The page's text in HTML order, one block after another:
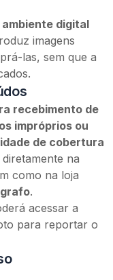
ambiente digital
imagens
las, sem que a
recebimento de
impróprios ou
de cobertura
na
como na loja
.
acessar a
para reportar o